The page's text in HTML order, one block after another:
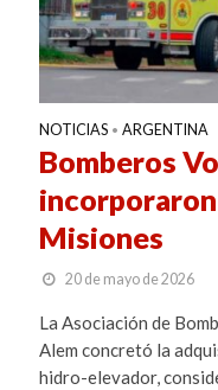
NOTICIAS • ARGENTINA
Bomberos
Misiones
20 de mayo de 2026
La Asociación de
Alem concretó la
hidro-elevador,